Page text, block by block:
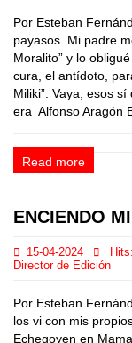
Por Esteban
payasos. Mi padre
Moralito” y lo
cura, el antídoto,
Miliki”. Vaya, esos
era Alfonso Aragón
Read more
ENCIENDO
15-04-2024 Hits:
Director de Edición
Por Esteban
los vi con mis
Echegoyen en